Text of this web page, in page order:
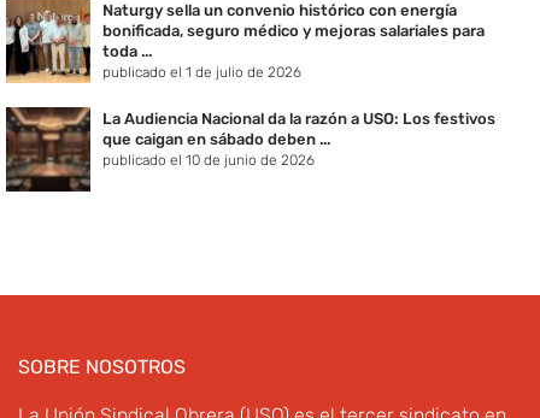
Naturgy sella un convenio histórico con energía
bonificada, seguro médico y mejoras salariales para
toda ...
publicado el 1 de julio de 2026
La Audiencia Nacional da la razón a USO: Los festivos
que caigan en sábado deben ...
publicado el 10 de junio de 2026
SOBRE NOSOTROS